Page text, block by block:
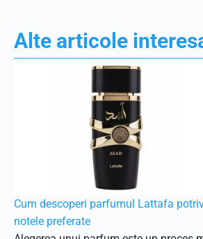
Alte articole
Cum descoperi parfumul Lattafa
notele preferate